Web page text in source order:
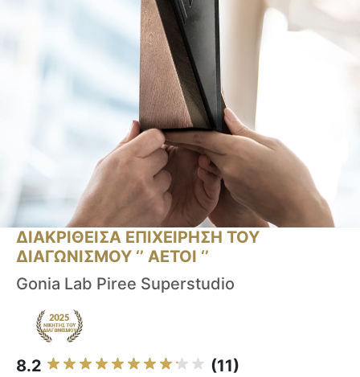
ΔΙΑΚΡΙΘΕΙΣΑ ΕΠΙΧΕΙΡΗΣΗ ΤΟΥ
ΔΙΑΓΩΝΙΣΜΟΥ ‘’ ΑΕΤΟΙ ‘’
Gonia Lab Piree Superstudio
8.2 (11)